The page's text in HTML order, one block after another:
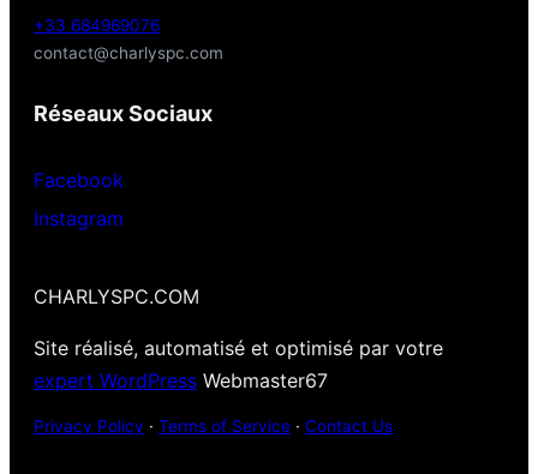
+33 684969076
contact@charlyspc.com
Réseaux Sociaux
Facebook
Instagram
CHARLYSPC.COM
Site réalisé, automatisé et optimisé par votre
expert WordPress Webmaster67
Privacy Policy · Terms of Service · Contact Us